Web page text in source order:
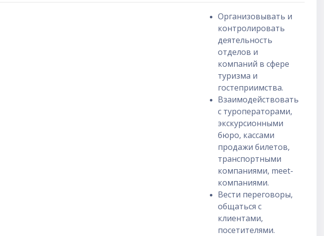
Организовывать и
контролировать
деятельность
отделов и
компаний в сфере
туризма и
гостеприимства.
Взаимодействовать
с туроператорами,
экскурсионными
бюро, кассами
продажи билетов,
транспортными
компаниями, meet-
компаниями.
Вести переговоры,
общаться с
клиентами,
посетителями.